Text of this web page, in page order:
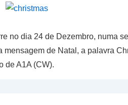
no dia 24 de Dezembro, numa
mensagem de Natal, a palavra
de A1A (CW).